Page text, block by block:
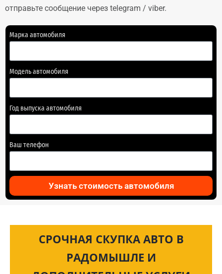
отправьте сообщение через telegram / viber.
Марка автомобиля
Модель автомобиля
Год выпуска автомобиля
Ваш телефон
Узнать стоимость автомобиля
СРОЧНАЯ СКУПКА АВТО В
РАДОМЫШЛЕ И